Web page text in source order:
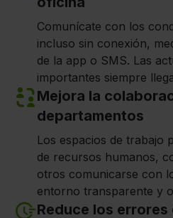
Comunícate con los
incluso sin conexión,
de la app o SMS. Las
importantes siempre
Mejora la
departamentos
Los espacios de trabajo
de recursos humanos,
otros comunicarse con
entorno transparente y
Reduce los